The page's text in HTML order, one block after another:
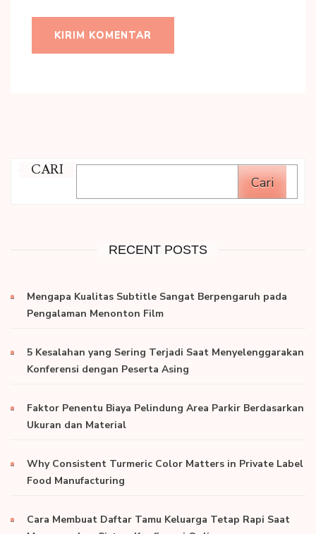
CARI
Cari
RECENT POSTS
Mengapa Kualitas Subtitle Sangat Berpengaruh pada
Pengalaman Menonton Film
5 Kesalahan yang Sering Terjadi Saat Menyelenggarakan
Konferensi dengan Peserta Asing
Faktor Penentu Biaya Pelindung Area Parkir Berdasarkan
Ukuran dan Material
Why Consistent Turmeric Color Matters in Private Label
Food Manufacturing
Cara Membuat Daftar Tamu Keluarga Tetap Rapi Saat